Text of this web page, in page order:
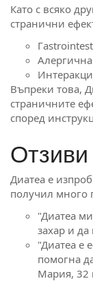
Като с всяко
странични
Въпреки това,
страничните
според
Диатеа е
получил много
"Диатеа
захар и
"Диатеа е
помогна
Мария, 32